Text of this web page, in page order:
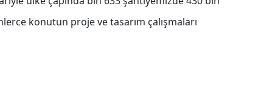
konutun proje ve tasarım çalışmaları